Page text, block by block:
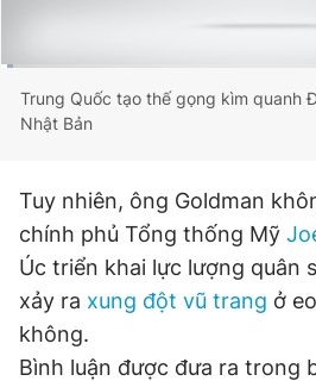
Time
Trung Quốc tạo thế gọng kìm quanh
Nhật Bản
Tuy nhiên, ông Goldman
chính phủ Tổng thống Mỹ
Úc triển khai lực lượng quân
xảy ra xung đột vũ trang ở
không.
Bình luận được đưa ra trong